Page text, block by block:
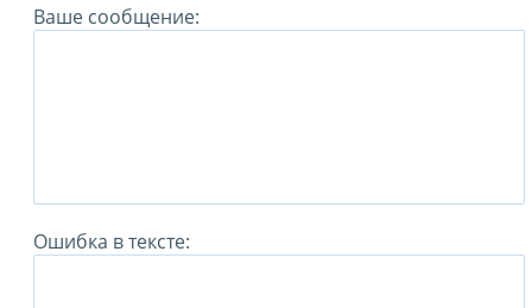
Ваше сообщение:
Ошибка в тексте: